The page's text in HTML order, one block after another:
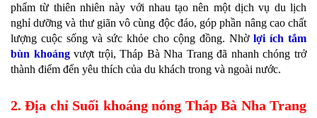
phẩm từ thiên nhiên này với nhau tạo nên một dịch vụ du lịch
nghỉ dưỡng và thư giãn vô cùng độc đáo, góp phần nâng cao chất
lượng cuộc sống và sức khỏe cho cộng đồng. Nhờ lợi ích tắm
bùn khoángvượt trội, Tháp Bà Nha Trang đã nhanh chóng trở
thành điểm đến yêu thích của du khách trong và ngoài nước.
2. Địa chỉ Suối khoáng nóng Tháp Bà Nha Trang